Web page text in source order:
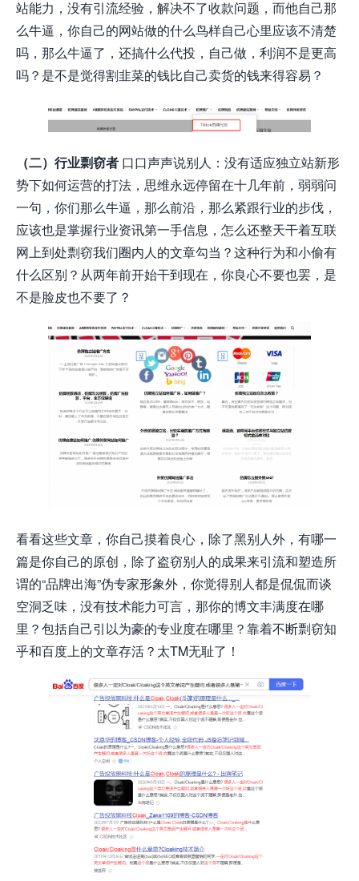
站能力，没有引流经验，解决不了收款问题，而他自己那
么牛逼，你自己的网站做的什么鸟样自己心里应该不清楚
吗，那么牛逼了，还搞什么代投，自己做，利润不是更高
吗？是不是觉得割韭菜的钱比自己卖货的钱来得容易？
（二）行业剽窃者 口口声声说别人：没有适应独立站新形
势下如何运营的打法，思维永远停留在十几年前，弱弱问
一句，你们那么牛逼，那么前沿，那么紧跟行业的步伐，
应该也是掌握行业资讯第一手信息，怎么还整天干着互联
网上到处剽窃我们圈内人的文章勾当？这种行为和小偷有
什么区别？从两年前开始干到现在，你良心不要也罢，是
不是脸皮也不要了？
看看这些文章，你自己摸着良心，除了黑别人外，有哪一
篇是你自己的原创，除了盗窃别人的成果来引流和塑造所
谓的“品牌出海”伪专家形象外，你觉得别人都是侃侃而谈
空洞乏味，没有技术能力可言，那你的博文丰满度在哪
里？包括自己引以为豪的专业度在哪里？靠着不断剽窃知
乎和百度上的文章存活？太TM无耻了！